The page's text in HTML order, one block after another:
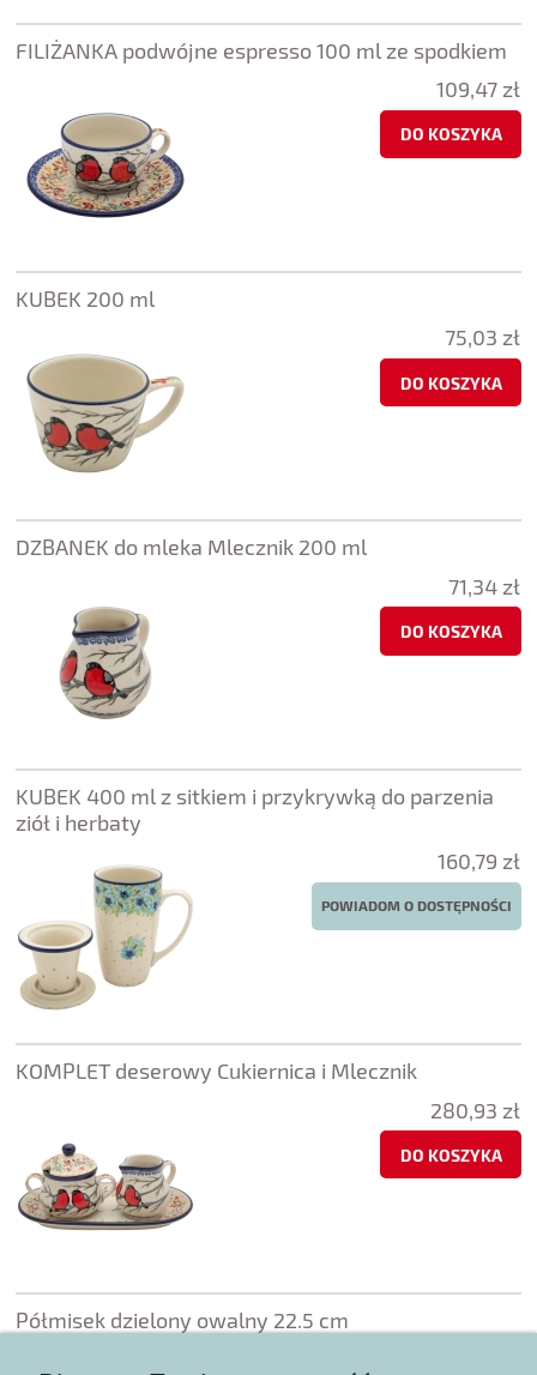
FILIŻANKA podwójne espresso 100 ml ze spodkiem
109,47 zł
DO KOSZYKA
KUBEK 200 ml
75,03 zł
DO KOSZYKA
DZBANEK do mleka Mlecznik 200 ml
71,34 zł
DO KOSZYKA
KUBEK 400 ml z sitkiem i przykrywką do parzenia
ziół i herbaty
160,79 zł
POWIADOM O DOSTĘPNOŚCI
KOMPLET deserowy Cukiernica i Mlecznik
280,93 zł
DO KOSZYKA
Półmisek dzielony owalny 22.5 cm